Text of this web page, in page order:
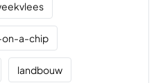
on-a-chip
landbouw